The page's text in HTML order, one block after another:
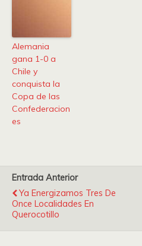
Alemania
gana 1-0 a
Chile y
conquista la
Copa de las
Confederacion
es
Entrada Anterior
Ya Energizamos Tres De
Once Localidades En
Querocotillo